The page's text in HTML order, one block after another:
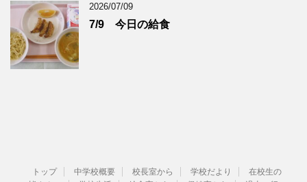
2026/07/09
7/9 今日の給食
トップ 中学校概要 校長室から 学校だより
在校生の